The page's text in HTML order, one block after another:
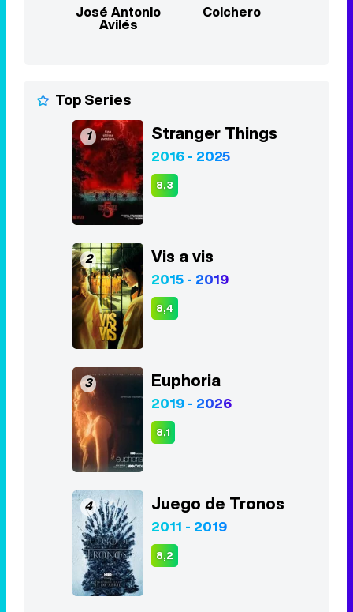
2 Vis a vis
2015 - 2019
8,4
3 Euphoria
2019 - 2026
8,1
4 Juego de Tronos
2011 - 2019
8,2
5 La Casa de Papel
2017 - 2021
8,5